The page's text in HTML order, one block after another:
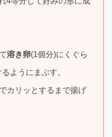
溶き卵(1個分)にくぐら
ようにまぶす。
でカリッとするまで揚げ